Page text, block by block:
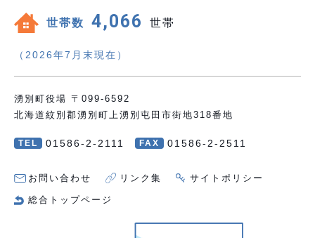
世帯数 4,066 世帯
（2026年7月末現在）
湧別町役場 〒099-6592
北海道紋別郡湧別町上湧別屯田市街地318番地
TEL 01586-2-2111 FAX 01586-2-2511
お問い合わせ リンク集 サイトポリシー
総合トップページ